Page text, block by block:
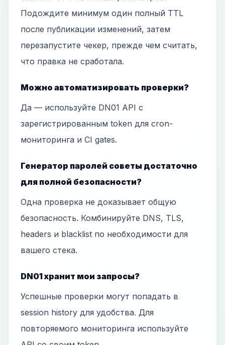
Подождите минимум один полный TTL
после публикации изменений, затем
перезапустите чекер, прежде чем считать,
что правка не сработала.
Можно автоматизировать проверки?
Да — используйте DN01 API с
зарегистрированным token для cron-
мониторинга и CI gates.
Генератор паролей советы достаточно
для полной безопасности?
Одна проверка не доказывает общую
безопасность. Комбинируйте DNS, TLS,
headers и blacklist по необходимости для
вашего стека.
DN01 хранит мои запросы?
Успешные проверки могут попадать в
session history для удобства. Для
повторяемого мониторинга используйте